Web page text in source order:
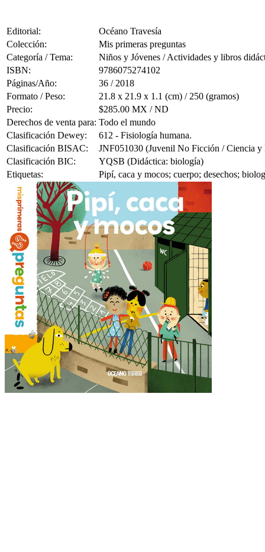
Editorial:
Océano Travesía
Colección:
Mis primeras preguntas
Categoría / Tema:
Niños y Jóvenes / Actividades y libros
ISBN:
9786075274102
Páginas/Año:
36 / 2018
Formato / Peso:
21.8 x 21.9 x 1.1 (cm) / 250 (gramos)
Precio:
$285.00 MX / ND
Derechos de venta para: Todo el mundo
Clasificación Dewey:
612 - Fisiología humana.
Clasificación BISAC:
JNF051030 (Juvenil No Ficción / Ciencia
Clasificación BIC:
YQSB (Didáctica: biología)
Etiquetas:
Pipí, caca y mocos; cuerpo; desechos;